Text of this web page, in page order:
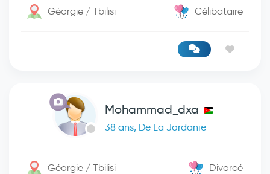
Géorgie / Tbilisi Célibataire
Mohammad_dxa
38 ans, De La Jordanie
Géorgie / Tbilisi Divorcé